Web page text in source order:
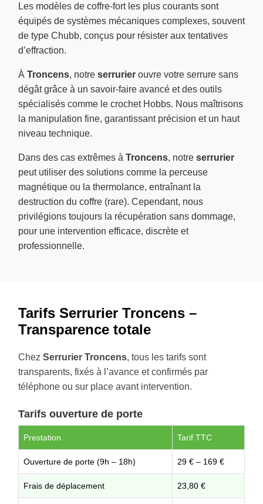
Les modèles de coffre-fort les plus courants sont
équipés de systèmes mécaniques complexes, souvent
de type Chubb, conçus pour résister aux tentatives
d’effraction.
À Troncens, notre serrurier ouvre votre serrure sans
dégât grâce à un savoir-faire avancé et des outils
spécialisés comme le crochet Hobbs. Nous maîtrisons
la manipulation fine, garantissant précision et un haut
niveau technique.
Dans des cas extrêmes à Troncens, notre serrurier
peut utiliser des solutions comme la perceuse
magnétique ou la thermolance, entraînant la
destruction du coffre (rare). Cependant, nous
privilégions toujours la récupération sans dommage,
pour une intervention efficace, discrète et
professionnelle.
Tarifs Serrurier Troncens –
Transparence totale
Chez Serrurier Troncens, tous les tarifs sont
transparents, fixés à l’avance et confirmés par
téléphone ou sur place avant intervention.
Tarifs ouverture de porte
Prestation Tarif TTC
Ouverture de porte (9h – 18h) 29 € – 169 €
Frais de déplacement 23,80 €